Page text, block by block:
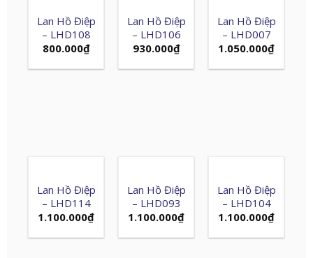
Lan Hồ Điệp
– LHD108
800.000₫
Lan Hồ Điệp
– LHD106
930.000₫
Lan Hồ Điệp
– LHD007
1.050.000₫
Lan Hồ Điệp
– LHD114
1.100.000₫
Lan Hồ Điệp
– LHD093
1.100.000₫
Lan Hồ Điệp
– LHD104
1.100.000₫